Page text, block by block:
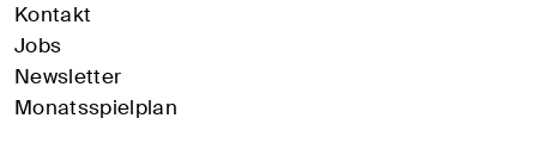
Kontakt
Jobs
Newsletter
Monatsspielplan